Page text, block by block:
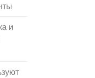
и